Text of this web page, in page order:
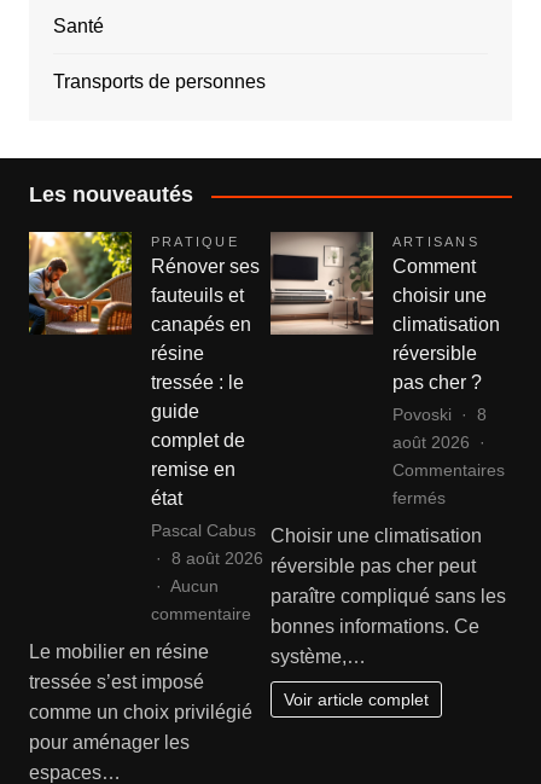
Santé
Transports de personnes
Les nouveautés
PRATIQUE
Rénover ses
fauteuils et
canapés en
résine
tressée : le
guide
complet de
remise en
état
Pascal Cabus
8 août 2026
Aucun
commentairesur
ses
fauteuils
et
Le mobilier en résine
tressée s’est imposé
comme un choix privilégié
pour aménager les
espaces…
ARTISANS
Comment
choisir une
climatisation
réversible
pas cher ?
Povoski
8
août 2026
Commentaires
ferméssur
Comment
climatisation
réversible
Choisir une climatisation
réversible pas cher peut
paraître compliqué sans les
bonnes informations. Ce
système,…
Voir article complet